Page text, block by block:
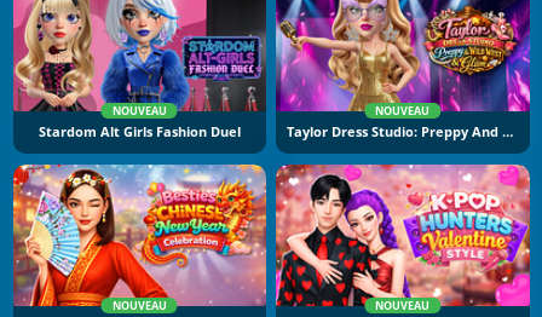
NOUVEAU
Stardom Alt Girls Fashion Duel
NOUVEAU
Taylor Dress Studio: Preppy And Wild West Glam
NOUVEAU NOUVEAU